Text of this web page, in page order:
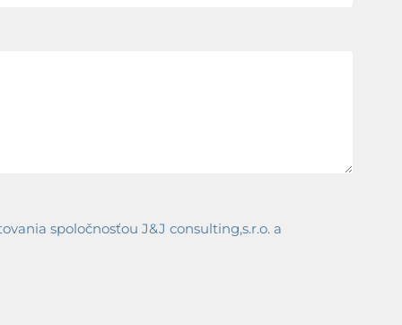
spoločnosťou J&J consulting,s.r.o. a